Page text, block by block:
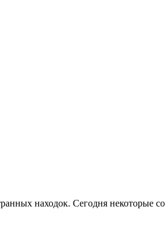
находок. Сегодня некоторые